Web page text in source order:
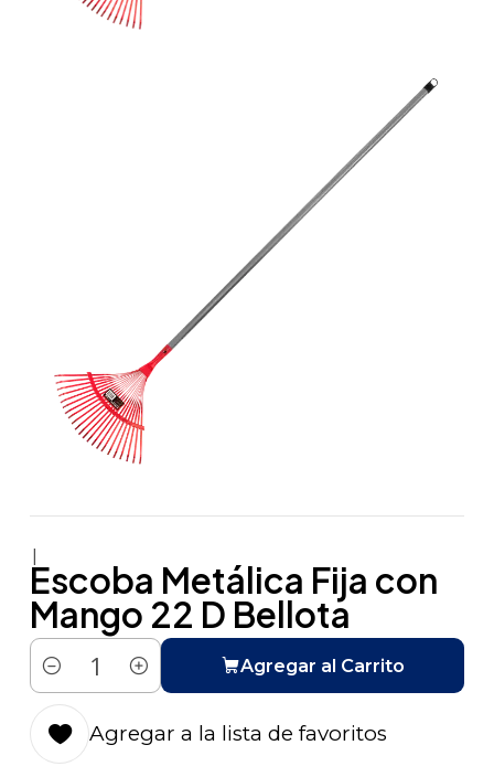
|
Escoba Metálica Fija con
Mango 22 D Bellota
Cantidad
Agregar al Carrito
Agregar a la lista de favoritos